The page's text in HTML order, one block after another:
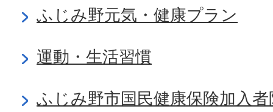
ふじみ野元気・健康プラン
運動・生活習慣
ふじみ野市国民健康保険加入